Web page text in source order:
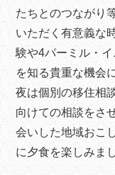
たちとのつながり
いただく有意義な
験や4パーミル・
を知る貴重な機会
夜は個別の移住相
向けての相談をさ
会いした地域おこ
に夕食を楽しみま